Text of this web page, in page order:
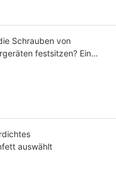
Schrauben von
festsitzen? Ein
auswählt